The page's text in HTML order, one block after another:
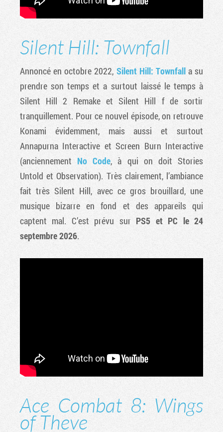
Silent Hill: Townfall
Annoncé en octobre 2022, Silent Hill: Townfalla su
prendre son temps et a surtout laissé le temps à
Silent Hill 2 Remake et Silent Hill f de sortir
tranquillement. Pour ce nouvel épisode, on retrouve
Konami évidemment, mais aussi et surtout
Annapurna Interactive et Screen Burn Interactive
(anciennement No Code, à qui on doit Stories
Untold et Observation). Très clairement, l’ambiance
fait très Silent Hill, avec ce gros brouillard, une
musique bizarre en fond et des appareils qui
captent mal. C’est prévu sur PS5 et PC le 24
septembre 2026.
Ace Combat 8: Wings
of Theve